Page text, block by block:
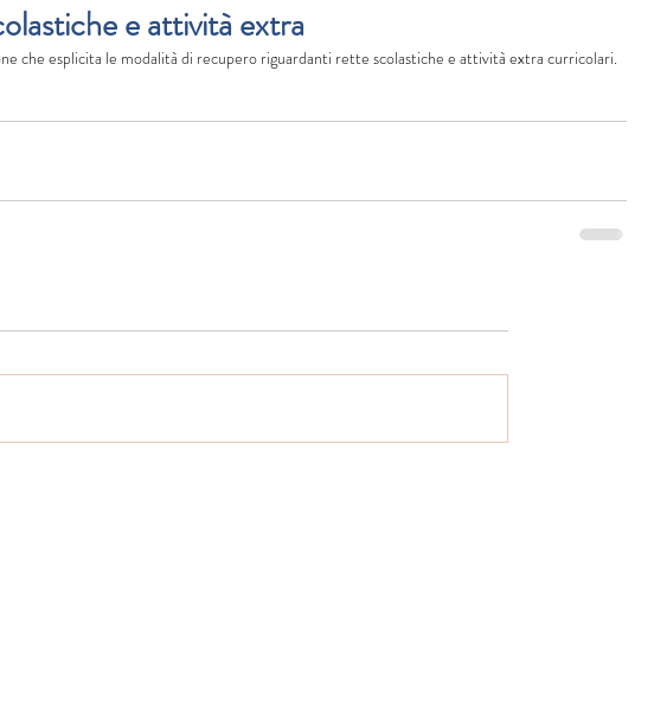
e attività extra
che esplicita le modalità di recupero riguardanti rette scolastiche e attività extra curricolari.